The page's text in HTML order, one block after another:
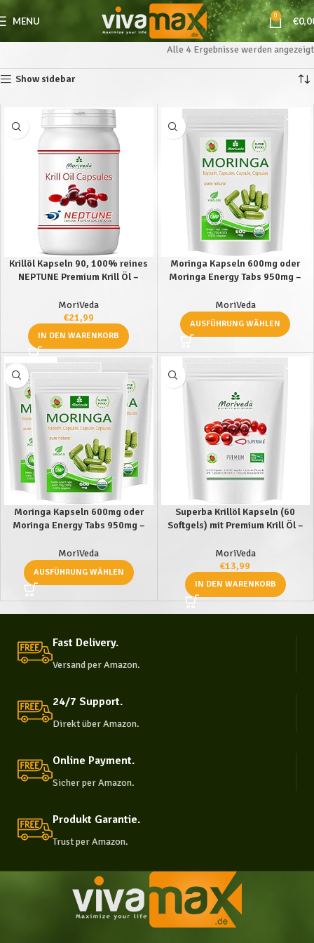
MENU 0 €
Alle 4 Ergebnisse werden angezeigt
Show sidebar
Krillöl Kapseln 90, 100% reines
NEPTUNE Premium Krill Öl –
Phospholipide, Choline, Vitamin-
E – Markenqualität von MoriVeda
(1×90)
MoriVeda
€21,99
IN DEN WARENKORB
Moringa Kapseln 600mg oder
Moringa Energy Tabs 950mg –
Qualitätsprodukt von MoriVeda
(120 Caps)
MoriVeda
AUSFÜHRUNG WÄHLEN
Moringa Kapseln 600mg oder
Moringa Energy Tabs 950mg –
Qualitätsprodukt von MoriVeda
(360 Kapseln)
MoriVeda
AUSFÜHRUNG WÄHLEN
Superba Krillöl Kapseln (60
Softgels) mit Premium Krill Öl –
Astaxanthin, Phospholipide,
Choline, Vitamin-E –
Markenqualität von MoriVeda
MoriVeda
€13,99
IN DEN WARENKORB
Fast Delivery.
Versand per Amazon.
24/7 Support.
Direkt über Amazon.
Online Payment.
Sicher per Amazon.
Produkt Garantie.
Trust per Amazon.